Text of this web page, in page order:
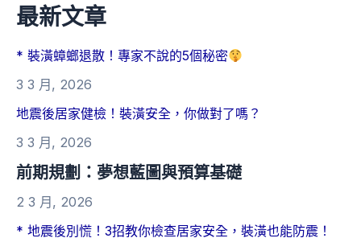
最新文章
* 裝潢蟑螂退散！專家不說的5個秘密
3 3 月, 2026
地震後居家健檢！裝潢安全，你做對了嗎？
3 3 月, 2026
前期規劃：夢想藍圖與預算基礎
2 3 月, 2026
* 地震後別慌！3招教你檢查居家安全，裝潢也能防震！